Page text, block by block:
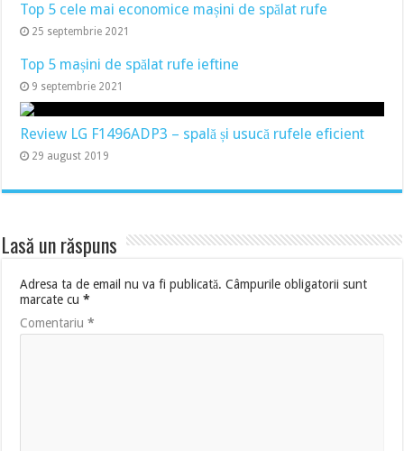
Top 5 cele mai economice mașini de spălat rufe
25 septembrie 2021
Top 5 mașini de spălat rufe ieftine
9 septembrie 2021
Review LG F1496ADP3 – spală și usucă rufele eficient
29 august 2019
Lasă un răspuns
Adresa ta de email nu va fi publicată. Câmpurile obligatorii sunt
marcate cu*
Comentariu*